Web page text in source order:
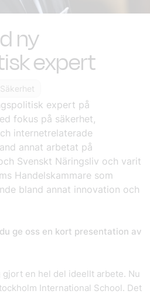
ny
expert
Säkerhet
expert på
fokus på säkerhet,
internetrelaterade
annat arbetat på
Svenskt Näringsliv och varit
Handelskammare som
bland annat innovation och
ge oss en kort presentation av
en hel del ideellt arbete. Nu
International School. Det